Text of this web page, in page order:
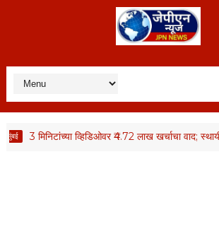
3 मिनिटांच्या व्हिडिओवर ₹4.72 लाख खर्चाचा वाद; स्थायी